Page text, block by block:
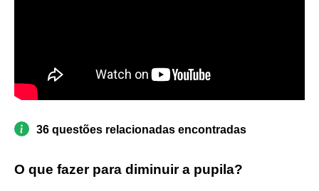
36 questões relacionadas encontradas
O que fazer para diminuir a pupila?